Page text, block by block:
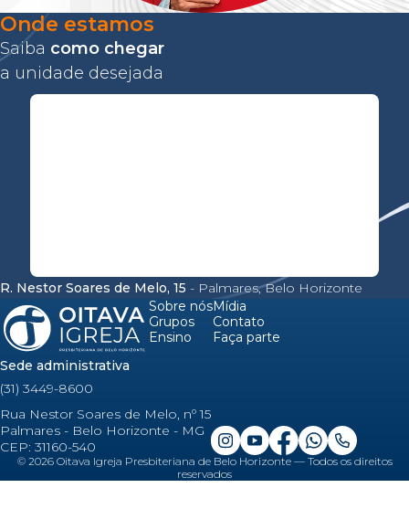
Onde estamos
Saiba como chegar
a unidade desejada
R. Nestor Soares de Melo, 15 - Palmares, Belo Horizonte
Sobre nós
Grupos
Ensino
Mídia
Contato
Faça parte
Sede administrativa
(31) 3449-8600
Rua Nestor Soares de Melo, nº 15
Palmares - Belo Horizonte - MG
CEP: 31160-540
© 2026Oitava Igreja Presbiteriana de Belo Horizonte — Todos os direitos
reservados